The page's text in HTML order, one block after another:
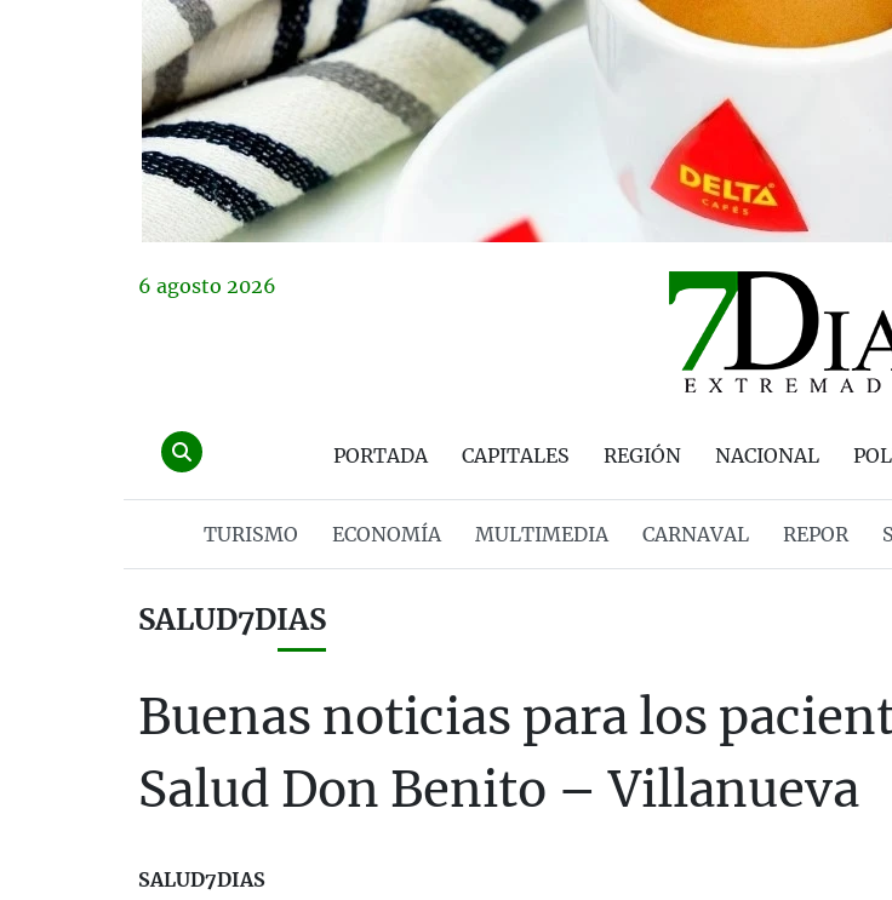
6 agosto 2026
PORTADA CAPITALES REGIÓN NACIONAL
TURISMO ECONOMÍA MULTIMEDIA CARNAVAL REPOR
SALUD7DIAS
Buenas noticias para los
Salud Don Benito – Villanueva
SALUD7DIAS